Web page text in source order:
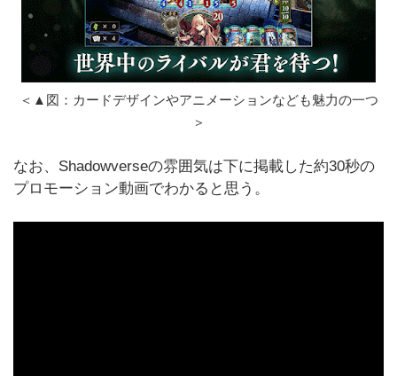
＜▲図：カードデザインやアニメーションなども魅力の一つ
＞
なお、Shadowverseの雰囲気は下に掲載した約30秒の
プロモーション動画でわかると思う。